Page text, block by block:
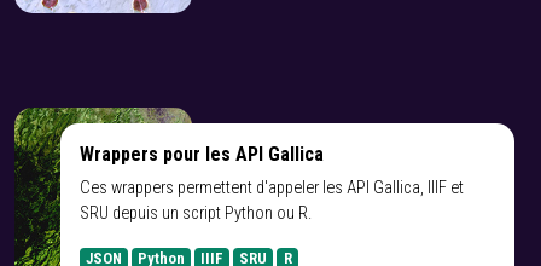
Wrappers pour les API Gallica
Ces wrappers permettent d'appeler les API Gallica, IIIF et
SRU depuis un script Python ou R.
JSON Python IIIF SRU R